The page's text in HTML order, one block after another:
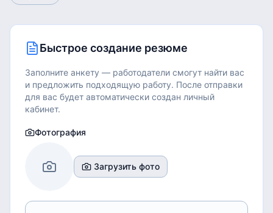
Быстрое создание резюме
Заполните анкету — работодатели смогут найти вас
и предложить подходящую работу. После отправки
для вас будет автоматически создан личный
кабинет.
Фотография
Загрузить фото